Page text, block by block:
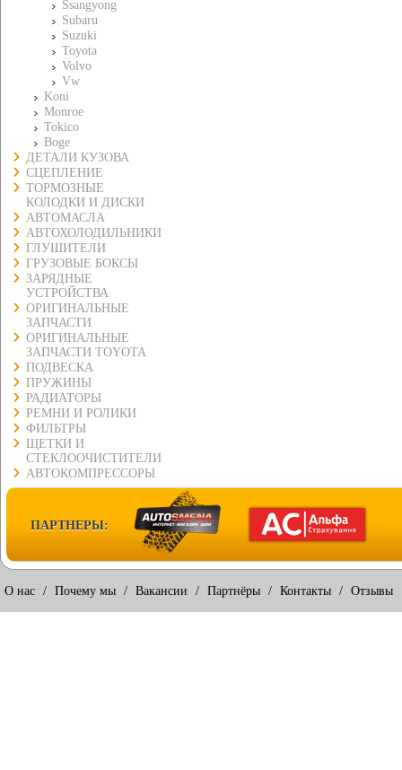
Ssangyong
Subaru
Suzuki
Toyota
Volvo
Vw
Koni
Monroe
Tokico
Boge
ДЕТАЛИ КУЗОВА
СЦЕПЛЕНИЕ
ТОРМОЗНЫЕ
КОЛОДКИ И ДИСКИ
АВТОМАСЛА
АВТОХОЛОДИЛЬНИКИ
ГЛУШИТЕЛИ
ГРУЗОВЫЕ БОКСЫ
ЗАРЯДНЫЕ
УСТРОЙСТВА
ОРИГИНАЛЬНЫЕ
ЗАПЧАСТИ
ОРИГИНАЛЬНЫЕ
ЗАПЧАСТИ TOYOTA
ПОДВЕСКА
ПРУЖИНЫ
РАДИАТОРЫ
РЕМНИ И РОЛИКИ
ФИЛЬТРЫ
ЩЕТКИ И
СТЕКЛООЧИСТИТЕЛИ
АВТОКОМПРЕССОРЫ
ПАРТНЕРЫ:
О нас / Почему мы / Вакансии / Партнёры / Контакты / Отзывы